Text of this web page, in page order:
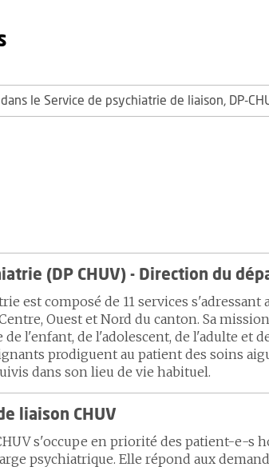
le Service de psychiatrie de liaison, DP-
(DP CHUV) - Direction du
est composé de 11 services s'adressant
Ouest et Nord du canton. Sa
l'enfant, de l'adolescent, de l'adulte et
prodiguent au patient des soins
dans son lieu de vie habituel.
liaison CHUV
s'occupe en priorité des patient-e-s
psychiatrique. Elle répond aux